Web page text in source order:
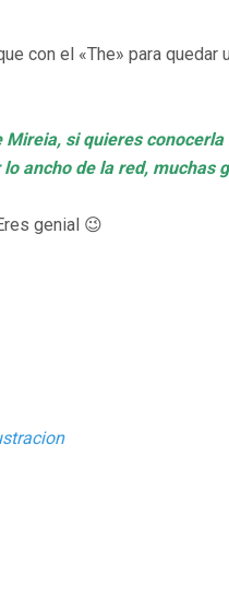
con el «The» para quedar
si quieres
ancho de la red, muchas
genial 😉